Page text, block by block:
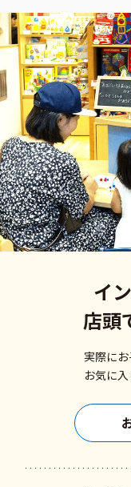
イ
店頭
実際に
お気に